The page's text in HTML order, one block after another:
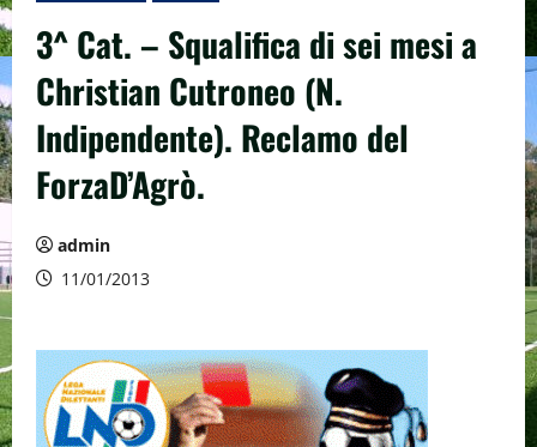
3^ Cat. – Squalifica di sei mesi a
Christian Cutroneo (N.
Indipendente). Reclamo del
ForzaD’Agrò.
admin
11/01/2013